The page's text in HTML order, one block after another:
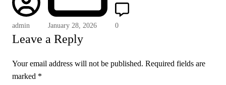
admin January 28, 2026 0
Leave a Reply
Your email address will not be published. Required fields are
marked *